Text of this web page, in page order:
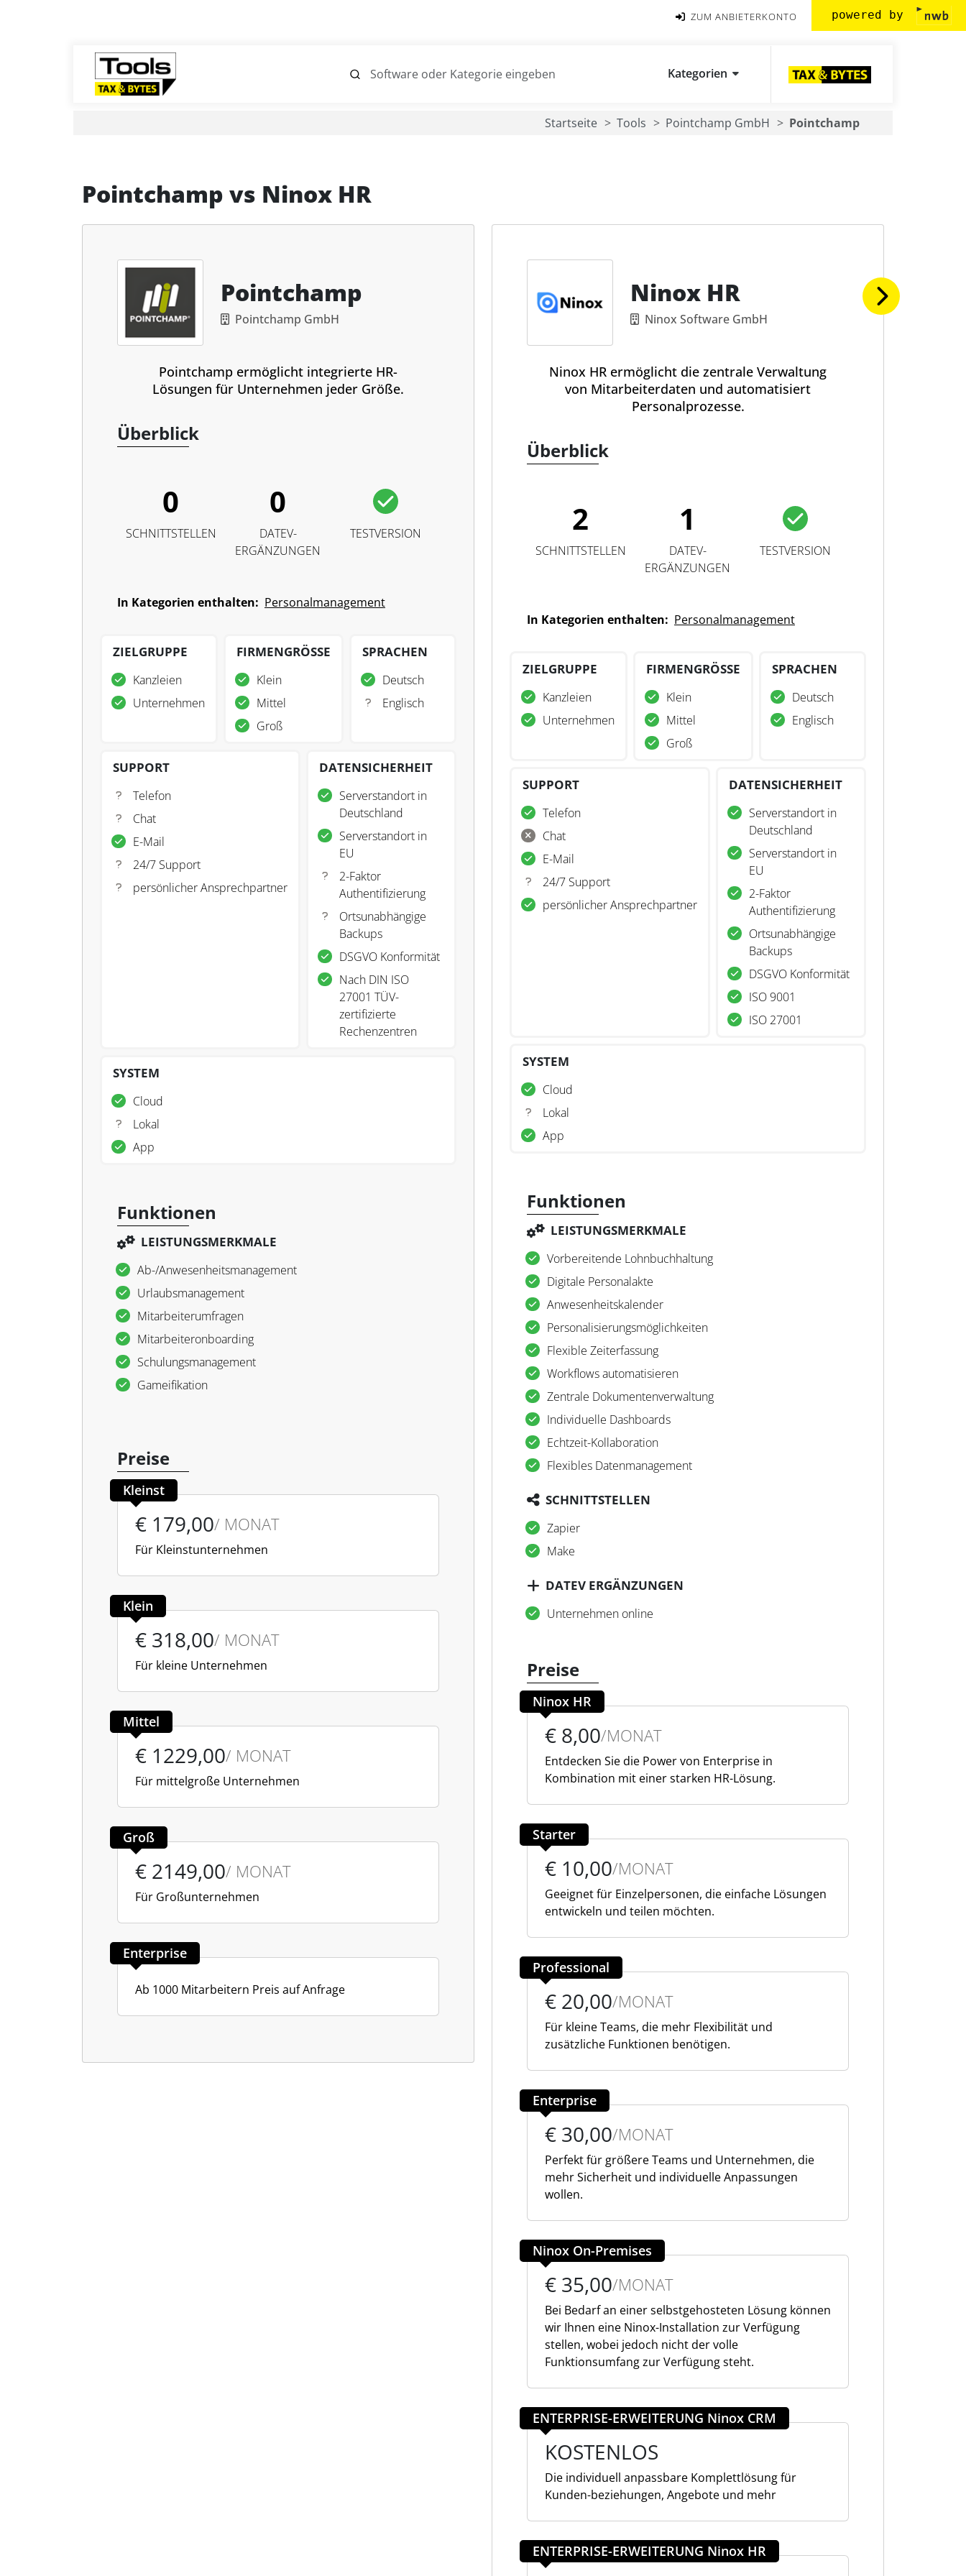
ZUM ANBIETERKONTO powered by
Kategorien
Startseite Tools Pointchamp GmbH Pointchamp
Pointchamp vs Ninox HR
Pointchamp
Pointchamp GmbH
Pointchamp ermöglicht integrierte HR-
Lösungen für Unternehmen jeder Größe.
Überblick
0
SCHNITTSTELLEN
0
DATEV-
ERGÄNZUNGEN
TESTVERSION
In Kategorien enthalten: Personalmanagement
ZIELGRUPPE
Kanzleien
Unternehmen
FIRMENGRÖSSE
Klein
Mittel
Groß
SPRACHEN
Deutsch
Englisch
SUPPORT
Telefon
Chat
E-Mail
24/7 Support
persönlicher Ansprechpartner
DATENSICHERHEIT
Serverstandort in
Deutschland
Serverstandort in
EU
2-Faktor
Authentifizierung
Ortsunabhängige
Backups
DSGVO Konformität
Nach DIN ISO
27001 TÜV-
zertifizierte
Rechenzentren
SYSTEM
Cloud
Lokal
App
Funktionen
LEISTUNGSMERKMALE
Ab-/Anwesenheitsmanagement
Urlaubsmanagement
Mitarbeiterumfragen
Mitarbeiteronboarding
Schulungsmanagement
Gameifikation
Preise
Kleinst
€ 179,00/ MONAT
Für Kleinstunternehmen
Klein
€ 318,00/ MONAT
Für kleine Unternehmen
Mittel
€ 1229,00/ MONAT
Für mittelgroße Unternehmen
Groß
€ 2149,00/ MONAT
Für Großunternehmen
Enterprise
Ab 1000 Mitarbeitern Preis auf Anfrage
Ninox HR
Ninox Software GmbH
Ninox HR ermöglicht die zentrale Verwaltung
von Mitarbeiterdaten und automatisiert
Personalprozesse.
Überblick
2
SCHNITTSTELLEN
1
DATEV-
ERGÄNZUNGEN
TESTVERSION
In Kategorien enthalten: Personalmanagement
ZIELGRUPPE
Kanzleien
Unternehmen
FIRMENGRÖSSE
Klein
Mittel
Groß
SPRACHEN
Deutsch
Englisch
SUPPORT
Telefon
Chat
E-Mail
24/7 Support
persönlicher Ansprechpartner
DATENSICHERHEIT
Serverstandort in
Deutschland
Serverstandort in
EU
2-Faktor
Authentifizierung
Ortsunabhängige
Backups
DSGVO Konformität
ISO 9001
ISO 27001
SYSTEM
Cloud
Lokal
App
Funktionen
LEISTUNGSMERKMALE
Vorbereitende Lohnbuchhaltung
Digitale Personalakte
Anwesenheitskalender
Personalisierungsmöglichkeiten
Flexible Zeiterfassung
Workflows automatisieren
Zentrale Dokumentenverwaltung
Individuelle Dashboards
Echtzeit-Kollaboration
Flexibles Datenmanagement
SCHNITTSTELLEN
Zapier
Make
DATEV ERGÄNZUNGEN
Unternehmen online
Preise
Ninox HR
€ 8,00/MONAT
Entdecken Sie die Power von Enterprise in
Kombination mit einer starken HR-Lösung.
Starter
€ 10,00/MONAT
Geeignet für Einzelpersonen, die einfache Lösungen
entwickeln und teilen möchten.
Professional
€ 20,00/MONAT
Für kleine Teams, die mehr Flexibilität und
zusätzliche Funktionen benötigen.
Enterprise
€ 30,00/MONAT
Perfekt für größere Teams und Unternehmen, die
mehr Sicherheit und individuelle Anpassungen
wollen.
Ninox On-Premises
€ 35,00/MONAT
Bei Bedarf an einer selbstgehosteten Lösung können
wir Ihnen eine Ninox-Installation zur Verfügung
stellen, wobei jedoch nicht der volle
Funktionsumfang zur Verfügung steht.
ENTERPRISE-ERWEITERUNG Ninox CRM
KOSTENLOS
Die individuell anpassbare Komplettlösung für
Kunden-beziehungen, Angebote und mehr
ENTERPRISE-ERWEITERUNG Ninox HR